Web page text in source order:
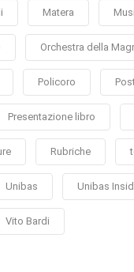
Matera
Orchestra della
Policoro
Presentazione libro
Rubriche
Unibas Unibas
Vito Bardi